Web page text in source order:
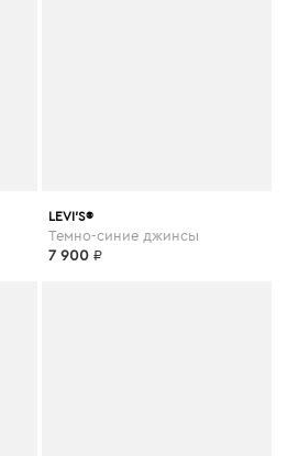
LEVI’S®
Темно-синие джинсы
7 900 ₽